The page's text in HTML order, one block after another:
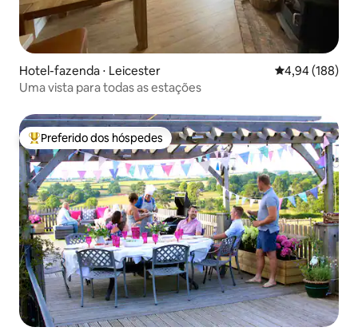
Hotel-fazenda ⋅ Leicester 4,94 de uma
4,94 (188)
Uma vista para todas as estações
Entre os melhores preferidos dos hóspedes
Preferido dos hóspedes